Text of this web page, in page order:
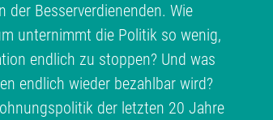
Besserverdienenden. Wie
unternimmt die Politik so wenig,
endlich zu stoppen? Und was
endlich wieder bezahlbar wird?
der letzten 20 Jahre